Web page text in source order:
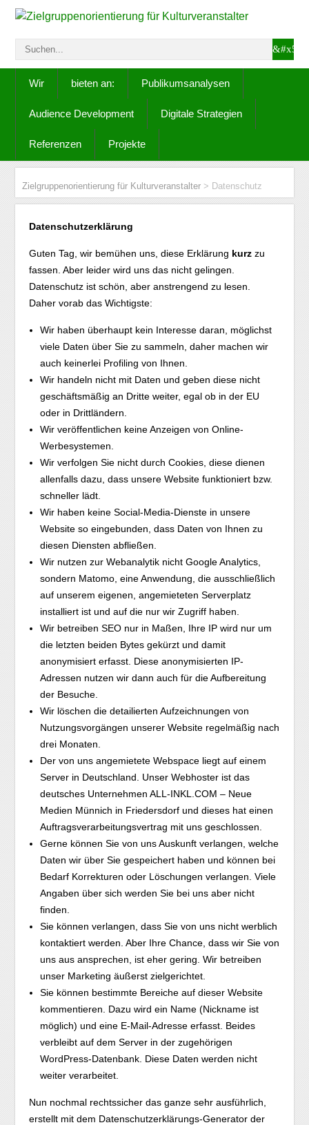
Wir bieten an: Publikumsanalysen
Audience Development Digitale Strategien
Referenzen Projekte
Zielgruppenorientierung für Kulturveranstalter > Datenschutz
Datenschutzerklärung
Guten Tag, wir bemühen uns, diese Erklärung kurz zu
fassen. Aber leider wird uns das nicht gelingen.
Datenschutz ist schön, aber anstrengend zu lesen.
Daher vorab das Wichtigste:
Wir haben überhaupt kein Interesse daran, möglichst
viele Daten über Sie zu sammeln, daher machen wir
auch keinerlei Profiling von Ihnen.
Wir handeln nicht mit Daten und geben diese nicht
geschäftsmäßig an Dritte weiter, egal ob in der EU
oder in Drittländern.
Wir veröffentlichen keine Anzeigen von Online-
Werbesystemen.
Wir verfolgen Sie nicht durch Cookies, diese dienen
allenfalls dazu, dass unsere Website funktioniert bzw.
schneller lädt.
Wir haben keine Social-Media-Dienste in unsere
Website so eingebunden, dass Daten von Ihnen zu
diesen Diensten abfließen.
Wir nutzen zur Webanalytik nicht Google Analytics,
sondern Matomo, eine Anwen­dung, die ausschließlich
auf unserem eigenen, angemieteten Serverplatz
installiert ist und auf die nur wir Zugriff haben.
Wir betreiben SEO nur in Maßen, Ihre IP wird nur um
die letzten beiden Bytes gekürzt und damit
anonymisiert erfasst. Diese anonymisierten IP-
Adressen nutzen wir dann auch für die Aufbereitung
der Besuche.
Wir löschen die detailierten Aufzeichnungen von
Nutzungsvorgängen unserer Website regelmäßig nach
drei Monaten.
Der von uns angemietete Webspace liegt auf einem
Server in Deutschland. Unser Webhoster ist das
deutsches Unternehmen ALL-INKL.COM – Neue
Medien Münnich in Friedersdorf und dieses hat einen
Auftragsverarbeitungsvertrag mit uns geschlossen.
Gerne können Sie von uns Auskunft verlangen, welche
Daten wir über Sie gespeichert haben und können bei
Bedarf Korrekturen oder Löschungen verlangen. Viele
Angaben über sich werden Sie bei uns aber nicht
finden.
Sie können verlangen, dass Sie von uns nicht werblich
kontaktiert werden. Aber Ihre Chance, dass wir Sie von
uns aus ansprechen, ist eher gering. Wir betreiben
unser Marketing äußerst zielgerichtet.
Sie können bestimmte Bereiche auf dieser Website
kommentieren. Dazu wird ein Name (Nickname ist
möglich) und eine E-Mail-Adresse erfasst. Beides
verbleibt auf dem Server in der zugehörigen
WordPress-Datenbank. Diese Daten werden nicht
weiter verarbeitet.
Nun nochmal rechtssicher das ganze sehr ausführlich,
erstellt mit dem Datenschutzerklärungs-Generator der